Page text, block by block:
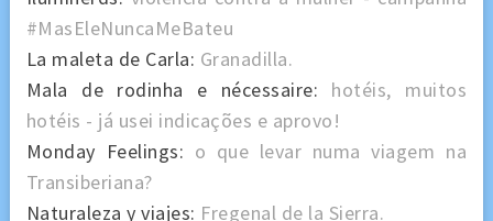
#MasEleNuncaMeBateu
La maleta de Carla: Granadilla.
Mala de rodinha e nécessaire: hotéis, muitos
hotéis - já usei indicações e aprovo!
Monday Feelings: o que levar numa viagem na
Transiberiana?
Naturaleza y viajes: Fregenal de la Sierra.